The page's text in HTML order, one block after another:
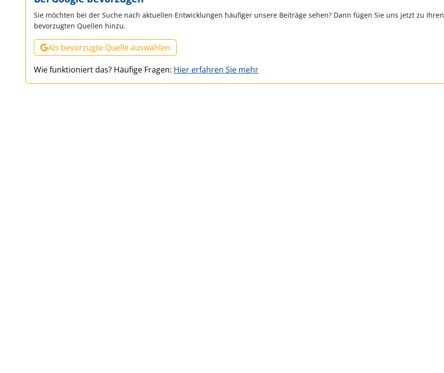
Sie möchten bei der Suche nach aktuellen Entwicklungen häufiger unsere Beiträge sehen? Dann fügen Sie uns jetzt zu Ihren
bevorzugten Quellen hinzu.
Als bevorzugte Quelle auswählen
Wie funktioniert das? Häufige Fragen: Hier erfahren Sie mehr